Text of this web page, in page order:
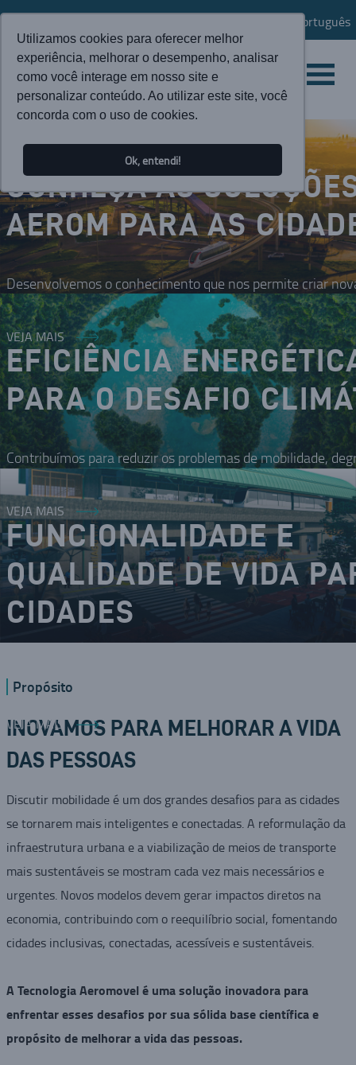
Utilizamos cookies para oferecer melhor
experiência, melhorar o desempenho, analisar
como você interage em nosso site e
personalizar conteúdo. Ao utilizar este site, você
concorda com o uso de cookies.
Ok, entendi!
Português
CONHEÇA AS
AEROM PARA AS
Desenvolvemos o conhecimento que nos permite criar
VEJA MAIS
EFICIÊNCIA
PARA O DESAFIO
Contribuímos para reduzir os problemas de mobilidade,
VEJA MAIS
FUNCIONALIDADE E
QUALIDADE DE VIDA
CIDADES
VEJA MAIS
Propósito
INOVAMOS PARA MELHORAR A VIDA
DAS PESSOAS
Discutir mobilidade é um dos grandes desafios para as cidades
se tornarem mais inteligentes e conectadas. A reformulação da
infraestrutura urbana e a viabilização de meios de transporte
mais sustentáveis se mostram cada vez mais necessários e
urgentes. Novos modelos devem gerar impactos diretos na
economia, contribuindo com o reequilíbrio social, fomentando
cidades inclusivas, conectadas, acessíveis e sustentáveis.
A Tecnologia Aeromovel é uma solução inovadora para
enfrentar esses desafios por sua sólida base científica e
propósito de melhorar a vida das pessoas.